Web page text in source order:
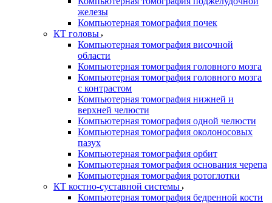
железы
Компьютерная томография почек
КТ головы
Компьютерная томография височной
области
Компьютерная томография головного мозга
Компьютерная томография головного мозга
с контрастом
Компьютерная томография нижней и
верхней челюсти
Компьютерная томография одной челюсти
Компьютерная томография околоносовых
пазух
Компьютерная томография орбит
Компьютерная томография основания черепа
Компьютерная томография ротоглотки
КТ костно-суставной системы
Компьютерная томография бедренной кости